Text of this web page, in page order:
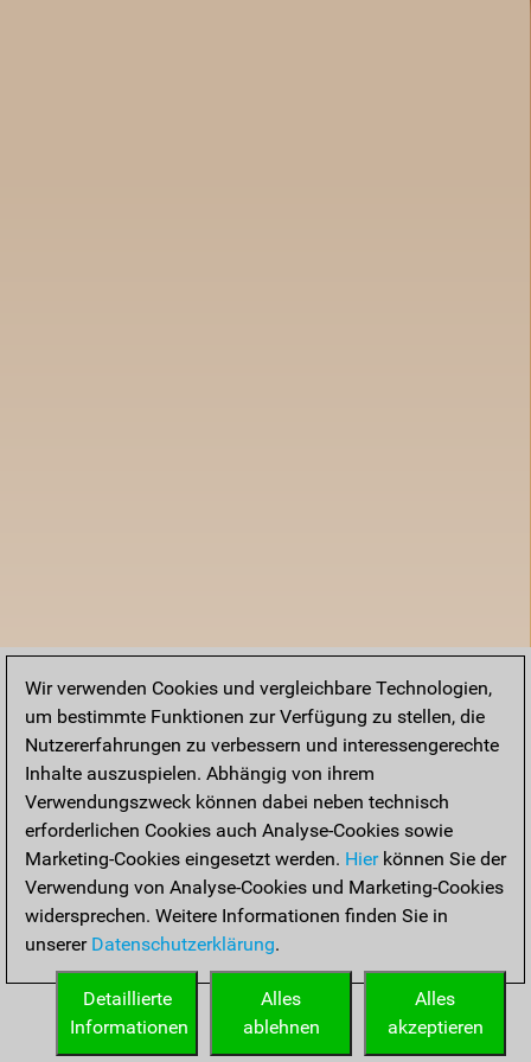
Wir verwenden Cookies und vergleichbare Technologien,
um bestimmte Funktionen zur Verfügung zu stellen, die
Nutzererfahrungen zu verbessern und interessengerechte
Inhalte auszuspielen. Abhängig von ihrem
Verwendungszweck können dabei neben technisch
erforderlichen Cookies auch Analyse-Cookies sowie
Marketing-Cookies eingesetzt werden. Hierkönnen Sie der
Verwendung von Analyse-Cookies und Marketing-Cookies
widersprechen. Weitere Informationen finden Sie in
unserer Datenschutzerklärung.
Alles
akzeptieren
Alles
ablehnen
Detaillierte
Informationen